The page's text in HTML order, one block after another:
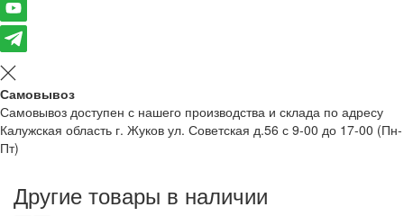
Самовывоз
Самовывоз доступен с нашего производства и склада по адресу
Калужская область г. Жуков ул. Советская д.56 с 9-00 до 17-00 (Пн-
Пт)
Другие товары в наличии